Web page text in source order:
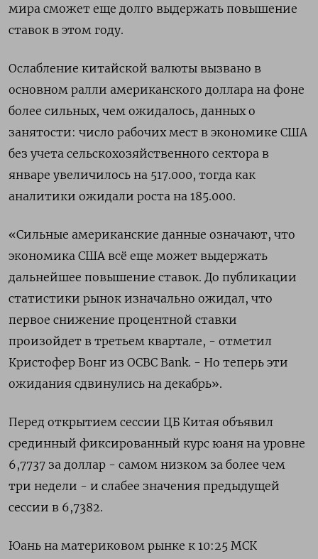
мира сможет еще долго выдержать повышение
ставок в этом году.
Ослабление китайской валюты вызвано в
основном ралли американского доллара на фоне
более сильных, чем ожидалось, данных о
занятости: число рабочих мест в экономике США
без учета сельскохозяйственного сектора в
январе увеличилось на 517.000​​, тогда как
аналитики ожидали роста на 185​.000.
«Сильные американские данные означают, что
экономика США всё еще может выдержать
дальнейшее повышение ставок. До публикации
статистики рынок изначально ожидал, что
первое снижение процентной ставки
произойдет в третьем квартале, - отметил
Кристофер Вонг из OCBC Bank. - Но теперь эти
ожидания сдвинулись на декабрь».
Перед открытием сессии ЦБ Китая объявил
срединный фиксированный курс юаня на уровне
6,7737 за доллар - самом низком за более чем
три недели - и слабее значения предыдущей
сессии в 6,7382.
Юань на материковом рынке к 10:25 МСК